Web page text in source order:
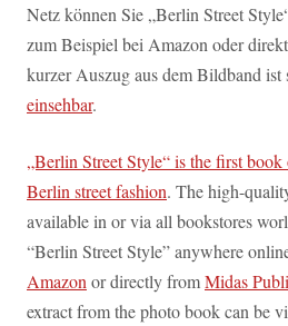
Netz können Sie „Berlin Street
zum Beispiel bei Amazon oder
kurzer Auszug aus dem Bildband
einsehbar.
„Berlin Street Style“ is the first
Berlin street fashion. The high-
available in or via all bookstores
“Berlin Street Style” anywhere
Amazon or directly fromMidas
extract from the photo book can be